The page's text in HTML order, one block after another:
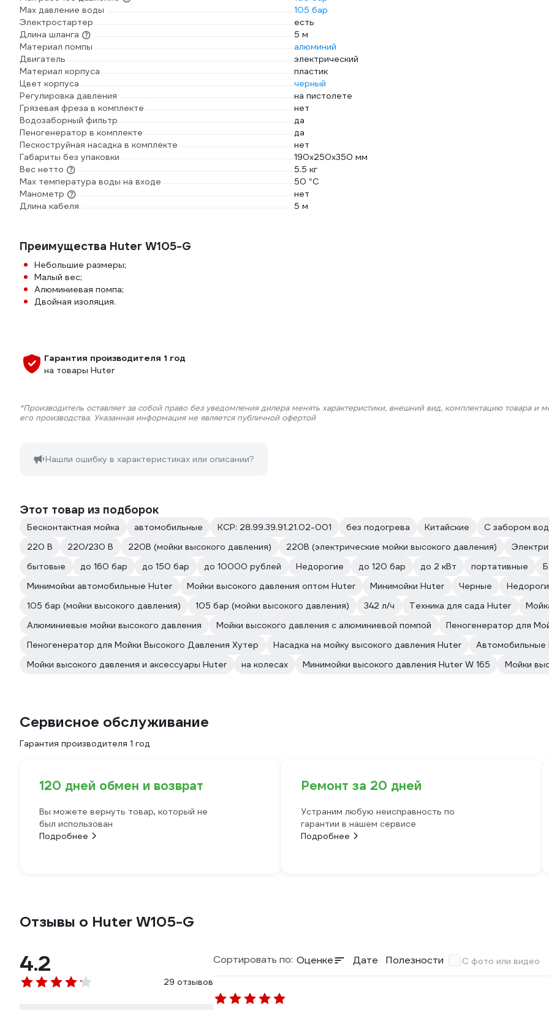
Max давление воды
105 бар
Электростартер
есть
Длина шланга
5 м
Материал помпы
алюминий
Двигатель
электрический
Материал корпуса
пластик
Цвет корпуса
черный
Регулировка давления
на пистолете
Грязевая фреза в комплекте
нет
Водозаборный фильтр
да
Пеногенератор в комплекте
да
Пескоструйная насадка в комплекте
нет
Габариты без упаковки
190х250х350 мм
Вес нетто
5.5 кг
Max температура воды на входе
50 °С
Манометр
нет
Длина кабеля
5 м
Преимущества Huter W105-G
Небольшие размеры;
Малый вес;
Алюминиевая помпа;
Двойная изоляция.
Гарантия производителя 1 год
на товары Huter
*Производитель оставляет за собой право без уведомления дилера менять характеристики, внешний вид, комплектацию товара и
его производства. Указанная информация не является публичной офертой
Нашли ошибку в характеристиках или описании?
Этот товар из подборок
Бесконтактная мойка автомобильные КСР: 28.99.39.91.21.02-001 без подогрева Китайские
С забором
220 В
220/230 В 220В (мойки высокого давления) 220В (электрические мойки высокого давления)
бытовые
до 160 бар до 150 бар до 10000 рублей Недорогие до 120 бар до 2 кВт портативные
Минимойки автомобильные Huter
Мойки высокого давления оптом Huter Минимойки Huter Черные
105 бар (мойки высокого давления)
105 бар (мойки высокого давления) 342 л/ч Техника для сада Huter
Алюминиевые мойки высокого давления
Мойки высокого давления с алюминиевой помпой
Пеногенератор для
Пеногенератор для Мойки Высокого Давления Хутер
Насадка на мойку высокого давления Huter
Автомобильные
Мойки высокого давления и аксессуары Huter
на колесах Минимойки высокого давления Huter W 165 Мойки
Сервисное обслуживание
Гарантия производителя 1 год
120 дней обмен и возврат
Вы можете вернуть товар, который не
был использован
Подробнее
Ремонт за 20 дней
Устраним любую неисправность по
гарантии в нашем сервисе
Подробнее
Отзывы о Huter W105-G
4.2
29 отзывов
Сортировать по: Оценке Дате Полезности С фото или видео